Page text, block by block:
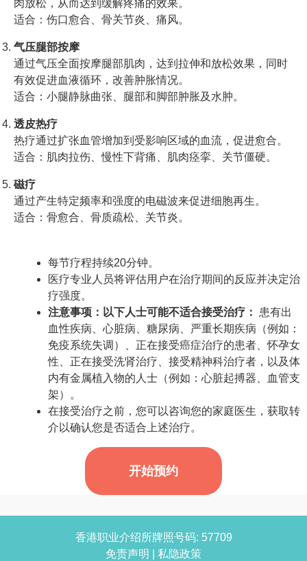
肉放松，从而达到缓解疼痛的效果。
适合：伤口愈合、骨关节炎、痛风。
气压腿部按摩
通过气压全面按摩腿部肌肉，达到拉伸和放松效果，同时
有效促进血液循环，改善肿胀情况。
适合：小腿静脉曲张、腿部和脚部肿胀及水肿。
透皮热疗
热疗通过扩张血管增加到受影响区域的血流，促进愈合。
适合：肌肉拉伤、慢性下背痛、肌肉痉挛、关节僵硬。
磁疗
通过产生特定频率和强度的电磁波来促进细胞再生。
适合：骨愈合、骨质疏松、关节炎。
每节疗程持续20分钟。
医疗专业人员将评估用户在治疗期间的反应并决定治
疗强度。
注意事项：以下人士可能不适合接受治疗：
患有出
血性疾病、心脏病、糖尿病、严重长期疾病（例如：
免疫系统失调）、正在接受癌症治疗的患者、怀孕女
性、正在接受洗肾治疗、接受精神科治疗者，以及体
内有金属植入物的人士（例如：心脏起搏器、血管支
架）。
在接受治疗之前，您可以咨询您的家庭医生，获取转
介以确认您是否适合上述治疗。
开始预约
香港职业介绍所牌照号码: 57709
免责声明
私隐政策